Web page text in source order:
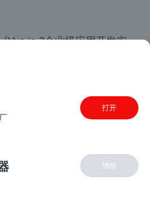
打开
继续
书籍和相关文章的列
中提供的大部分资源可
Vue，即版本 3.x，它
术的最新版本及其附带
Vue.js 3企业级应用开发实
半小时视频+万字长文教你打